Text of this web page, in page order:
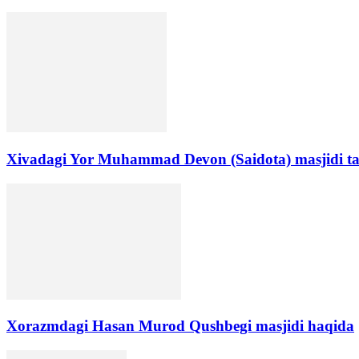
Xivadagi Yor Muhammad Devon (Saidota) masjidi
Xorazmdagi Hasan Murod Qushbegi masjidi haqida